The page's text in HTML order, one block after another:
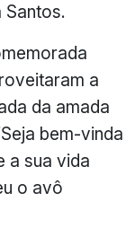
a
da amada
bem-vinda
a sua vida
o avô